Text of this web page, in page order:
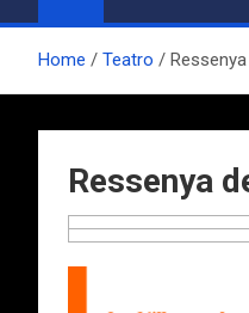
Home Teatro
Ressenya